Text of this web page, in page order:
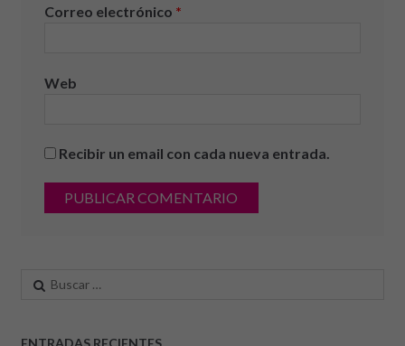
Correo electrónico *
Web
Recibir un email con cada nueva entrada.
Buscar:
ENTRADAS RECIENTES